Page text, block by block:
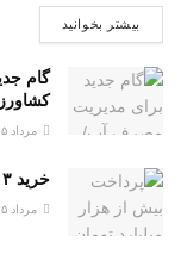
بیشتر بخوانید
گام
مرداد ۱۵, ۱۴۰۵
خرید ۵۱۳ تنی از گندم کاران گیلانی
مرداد ۱۵, ۱۴۰۵